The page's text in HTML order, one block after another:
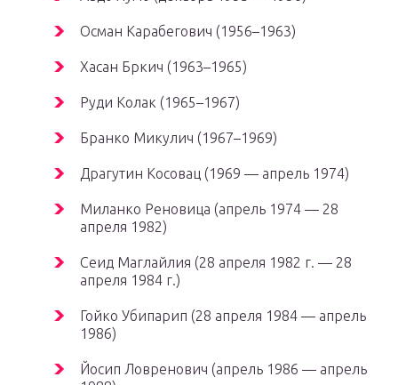
Осман Карабегович (1956–1963)
Хасан Бркич (1963–1965)
Руди Колак (1965–1967)
Бранко Микулич (1967–1969)
Драгутин Косовац (1969 — апрель 1974)
Миланко Реновица (апрель 1974 — 28
апреля 1982)
Сеид Маглайлия (28 апреля 1982 г. — 28
апреля 1984 г.)
Гойко Убипарип (28 апреля 1984 — апрель
1986)
Йосип Ловренович (апрель 1986 — апрель